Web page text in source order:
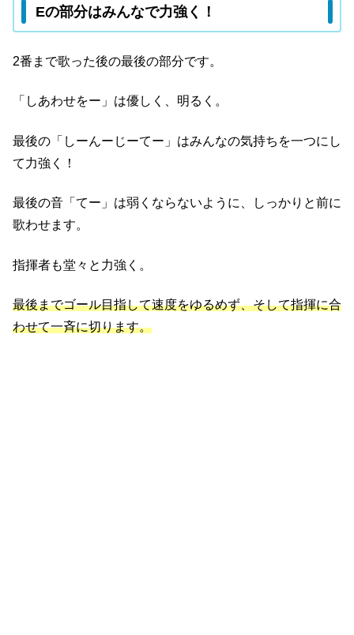
Eの部分はみんなで力強く！
2番まで歌った後の最後の部分です。
「しあわせをー」は優しく、明るく。
最後の「しーんーじーてー」はみんなの気持ちを一つにし
て力強く！
最後の音「てー」は弱くならないように、しっかりと前に
歌わせます。
指揮者も堂々と力強く。
最後までゴール目指して速度をゆるめず、そして指揮に合
わせて一斉に切ります。